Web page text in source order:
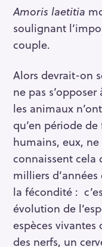
Amoris laetitia
soulignant
couple.
Alors devrait-on
ne pas
les animaux
qu’en période
humains, eux,
connaissent cela
milliers
la fécondité :
évolution de
espèces
des nerfs, un